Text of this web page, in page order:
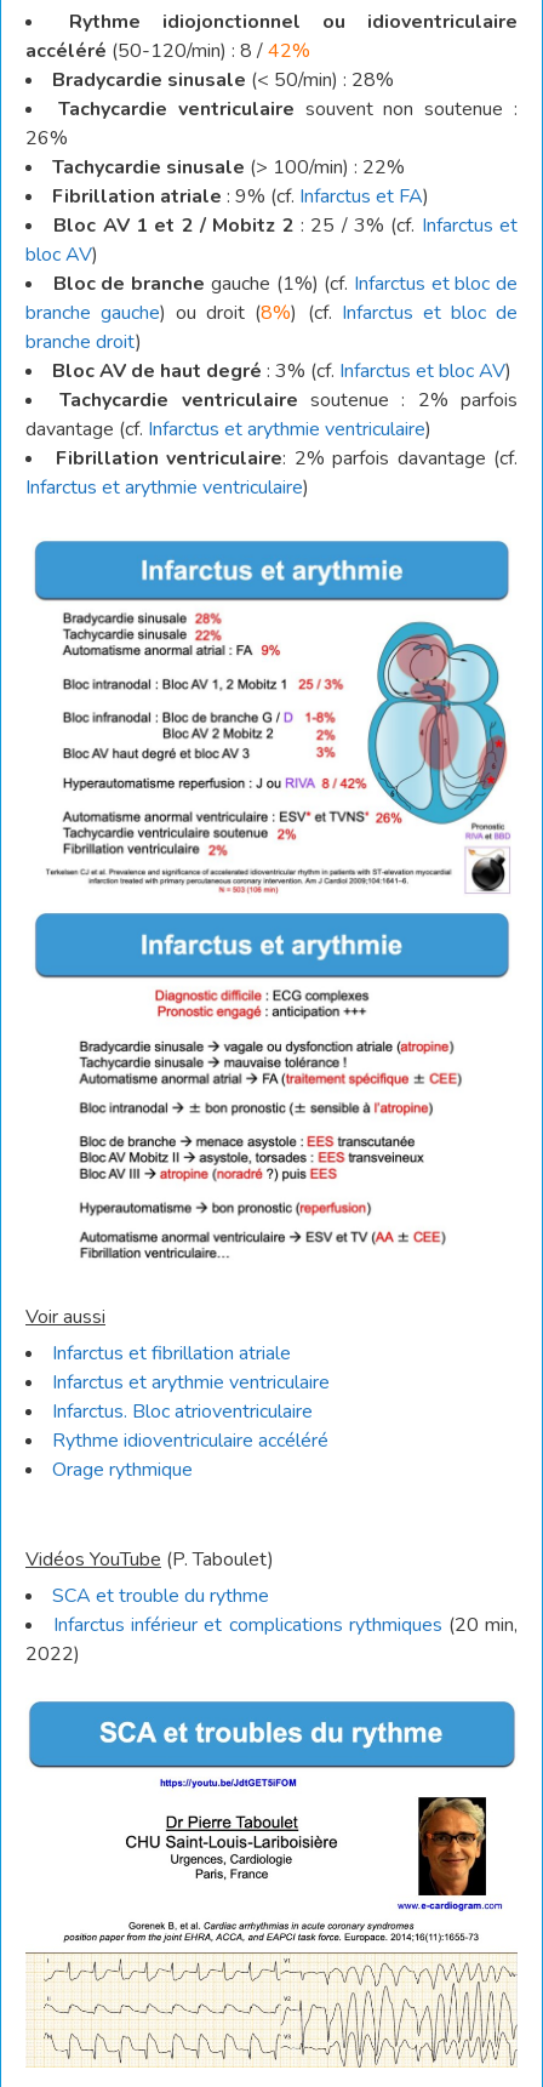
Rythme idiojonctionnel ou idioventriculaire
accéléré (50-120/min) : 8 /42%
Bradycardie sinusale (< 50/min) : 28%
Tachycardie ventriculaire souvent non soutenue :
26%
Tachycardie sinusale (> 100/min) : 22%
Fibrillation atriale : 9% (cf. Infarctus et FA)
Bloc AV 1 et 2 / Mobitz 2 : 25 / 3% (cf. Infarctus et
bloc AV)
Bloc de branche gauche (1%) (cf. Infarctus et bloc de
branche gauche) ou droit (8%) (cf. Infarctus et bloc de
branche droit)
Bloc AV de haut degré : 3% (cf. Infarctus et bloc AV)
Tachycardie ventriculaire soutenue : 2% parfois
davantage (cf. Infarctus et arythmie ventriculaire)
Fibrillation ventriculaire: 2% parfois davantage (cf.
Infarctus et arythmie ventriculaire)
Voir aussi
Infarctus et fibrillation atriale
Infarctus et arythmie ventriculaire
Infarctus. Bloc atrioventriculaire
Rythme idioventriculaire accéléré
Orage rythmique
Vidéos YouTube (P. Taboulet)
SCA et trouble du rythme
Infarctus inférieur et complications rythmiques (20 min,
2022)